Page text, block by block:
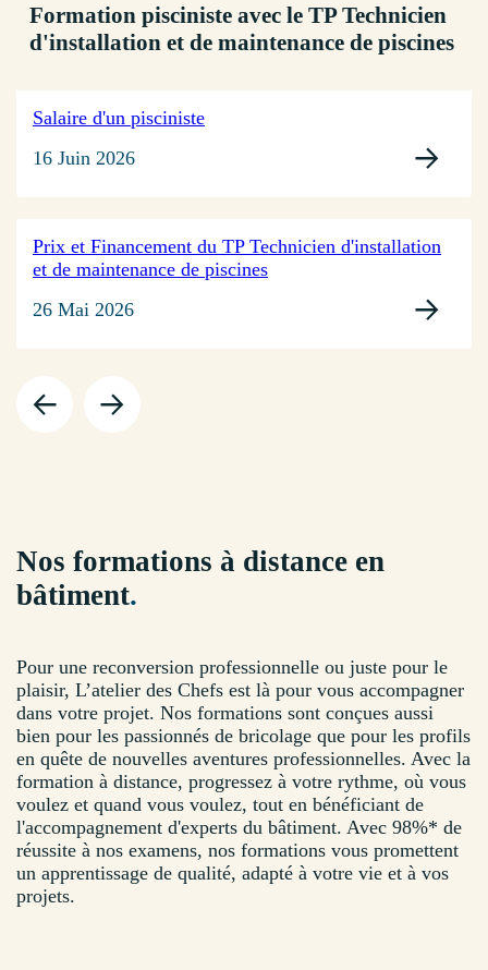
Formation pisciniste avec le TP Technicien
d'installation et de maintenance de piscines
Salaire d'un pisciniste
16 Juin 2026
Prix et Financement du TP Technicien d'installation
et de maintenance de piscines
26 Mai 2026
Nos formations à distance en
bâtiment.
Pour une reconversion professionnelle ou juste pour le
plaisir, L’atelier des Chefs est là pour vous accompagner
dans votre projet. Nos formations sont conçues aussi
bien pour les passionnés de bricolage que pour les profils
en quête de nouvelles aventures professionnelles. Avec la
formation à distance, progressez à votre rythme, où vous
voulez et quand vous voulez, tout en bénéficiant de
l'accompagnement d'experts du bâtiment. Avec 98%* de
réussite à nos examens, nos formations vous promettent
un apprentissage de qualité, adapté à votre vie et à vos
projets.